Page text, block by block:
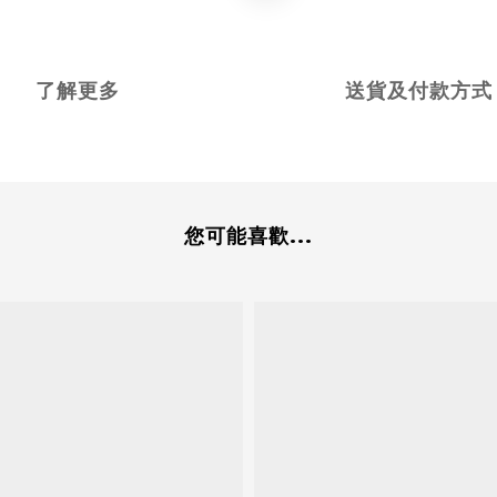
了解更多 送貨及付款方式
您可能喜歡...